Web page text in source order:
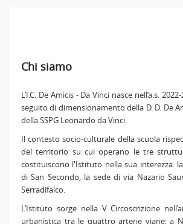
Chi siamo
L’I.C. De Amicis - Da Vinci nasce nell’a.s.
seguito di dimensionamento della D. D. De
della SSPG Leonardo da Vinci.
Il contesto socio-culturale della scuola
del territorio su cui operano le tre
costituiscono l'Istituto nella sua interezza:
di San Secondo, la sede di via Nazario
Serradifalco.
L’Istituto sorge nella V Circoscrizione
urbanistica tra le quattro arterie viarie: a